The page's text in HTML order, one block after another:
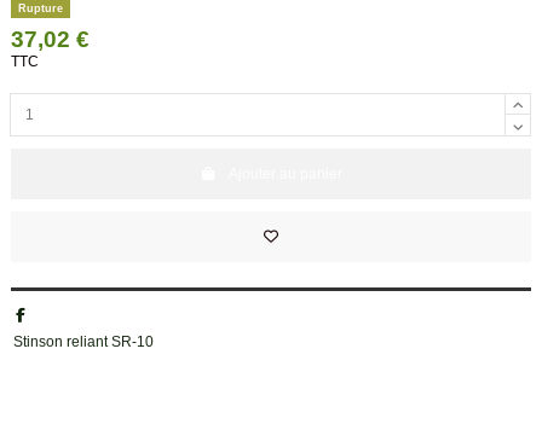
Rupture
37,02 €
TTC
Stinson reliant SR-10